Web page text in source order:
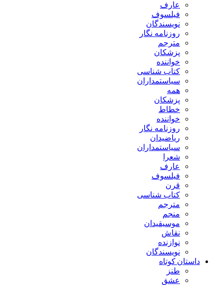
عارف
فیلسوف
نویسندگان
روزنامه نگار
مترجم
پزشکان
خواننده
کتاب شناسی
سیاستمداران
همه
پزشکان
خطاط
خواننده
روزنامه نگار
ریاضیدان
سیاستمداران
شعرا
عارف
فیلسوف
قرن
کتاب شناسی
مترجم
منجم
موسیقیدان
نقاش
نوازنده
نویسندگان
داستان کوتاه
طنز
عشق